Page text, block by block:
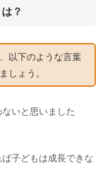
？
以下のような言葉
しょう。
ないと思いました
ば子どもは成長できな